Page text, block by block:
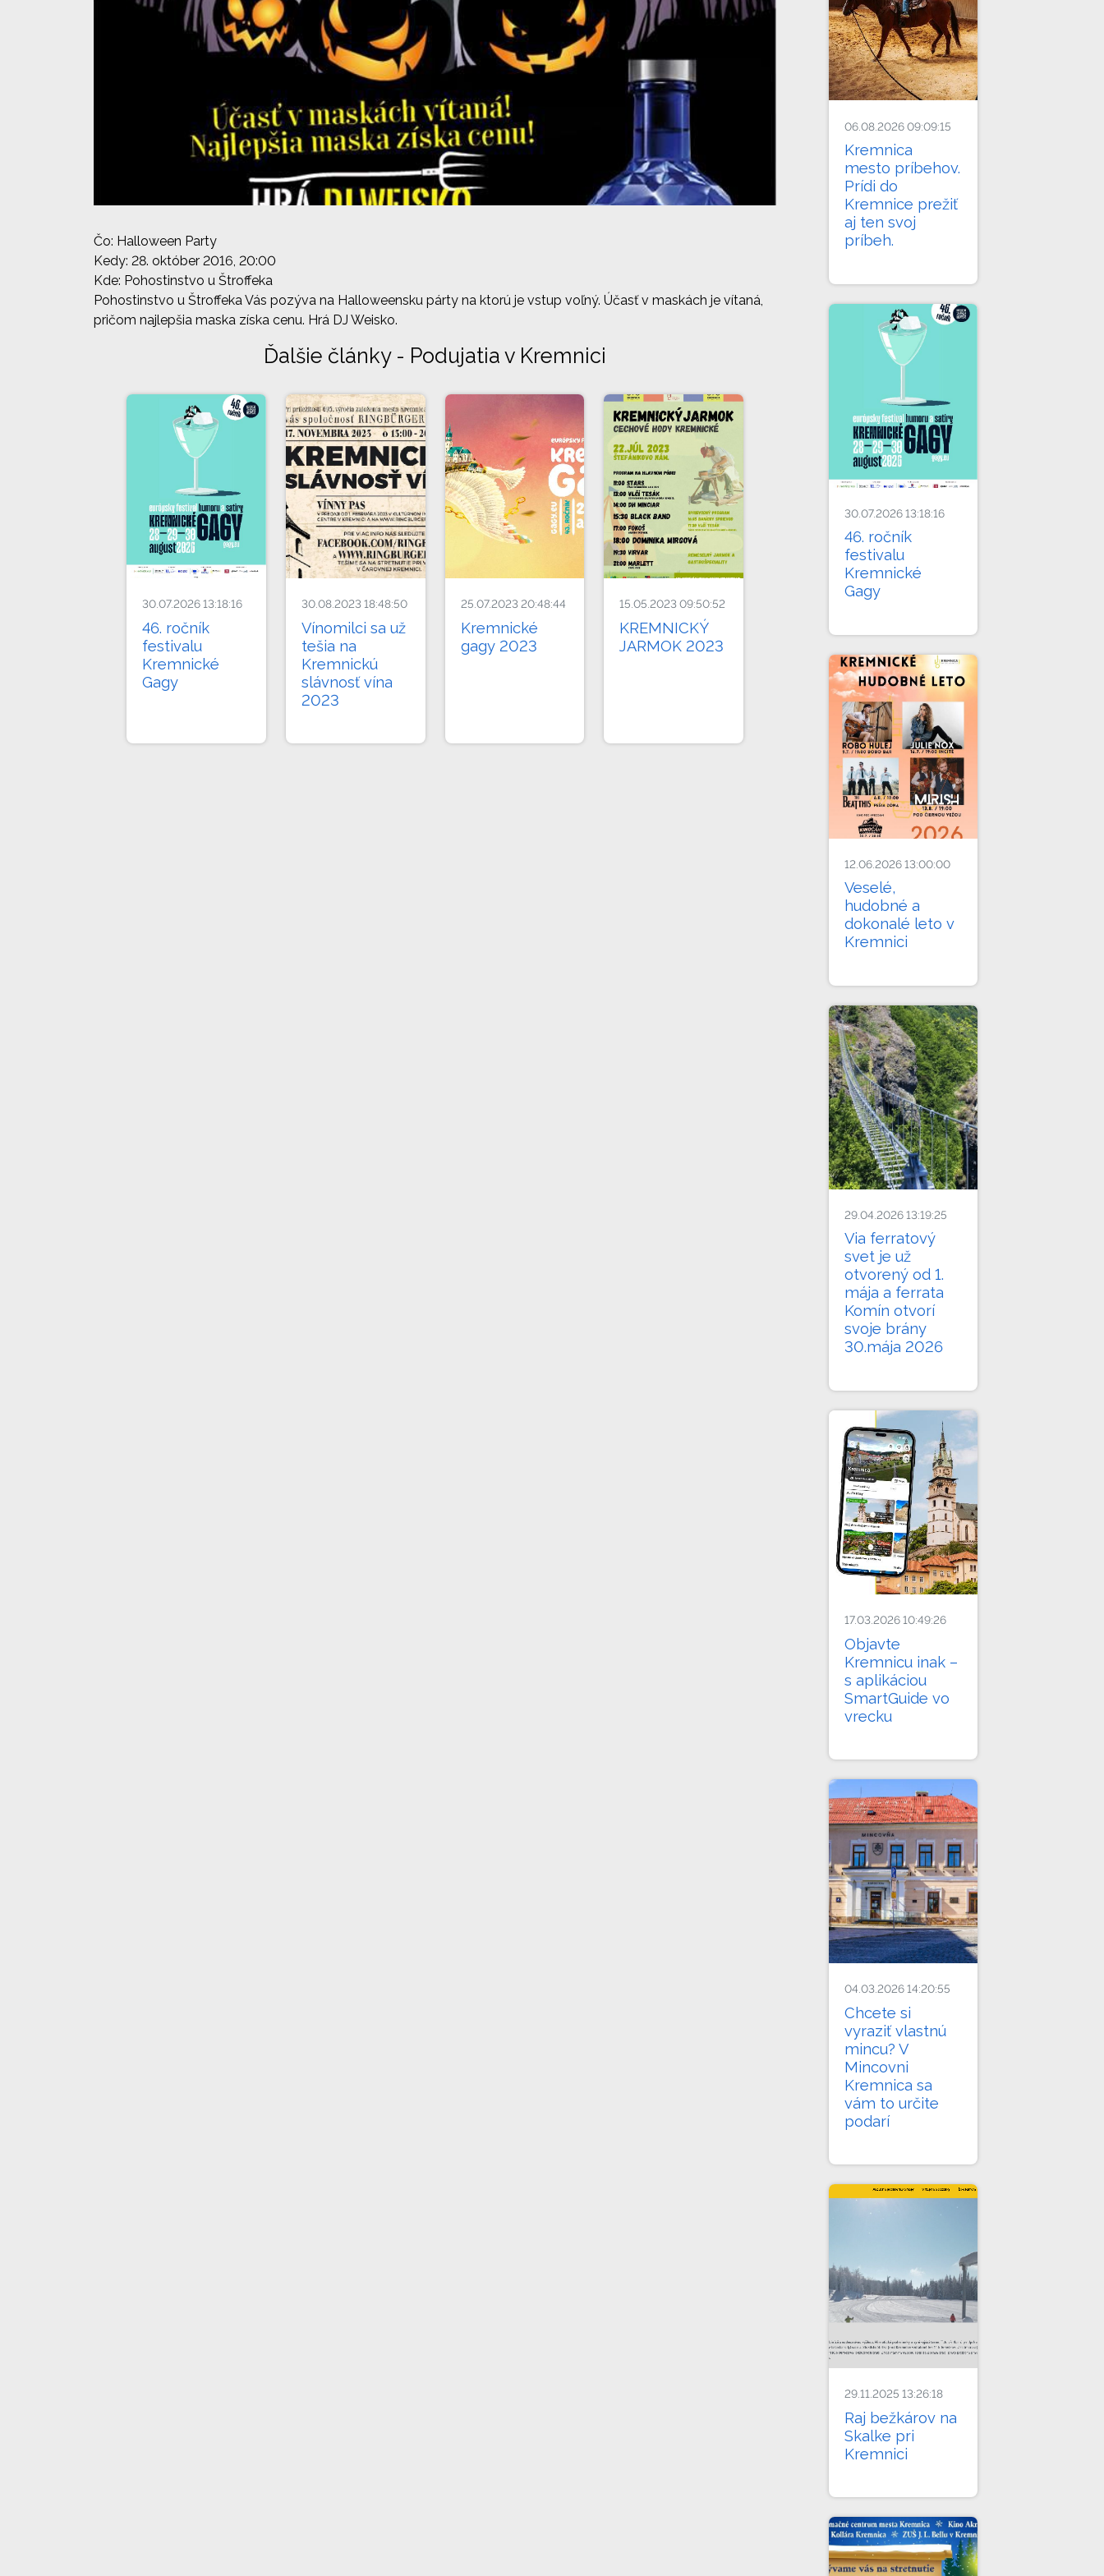
Čo: Halloween Party
Kedy: 28. október 2016, 20:00
Kde: Pohostinstvo u Štroffeka
Pohostinstvo u Štroffeka Vás pozýva na Halloweensku párty na ktorú je vstup voľný. Účasť v maskách je vítaná,
pričom najlepšia maska získa cenu. Hrá DJ Weisko.
Ďalšie články - Podujatia v Kremnici
30.07.2026 13:18:16
46. ročník
festivalu
Kremnické
Gagy
30.08.2023 18:48:50
Vínomilci sa už
tešia na
Kremnickú
slávnosť vína
2023
25.07.2023 20:48:44
Kremnické
gagy 2023
15.05.2023 09:50:52
KREMNICKÝ
JARMOK 2023
06.08.2026 09:09:15
Kremnica
mesto príbehov.
Prídi do
Kremnice prežiť
aj ten svoj
príbeh.
30.07.2026 13:18:16
46. ročník
festivalu
Kremnické
Gagy
12.06.2026 13:00:00
Veselé,
hudobné a
dokonalé leto v
Kremnici
29.04.2026 13:19:25
Via ferratový
svet je už
otvorený od 1.
mája a ferrata
Komín otvorí
svoje brány
30.mája 2026
17.03.2026 10:49:26
Objavte
Kremnicu inak –
s aplikáciou
SmartGuide vo
vrecku
04.03.2026 14:20:55
Chcete si
vyraziť vlastnú
mincu? V
Mincovni
Kremnica sa
vám to určite
podarí
29.11.2025 13:26:18
Raj bežkárov na
Skalke pri
Kremnici